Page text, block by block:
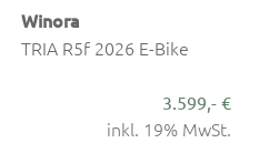
Winora
TRIA R5f 2026 E-Bike
3.599,- €
inkl. 19% MwSt.